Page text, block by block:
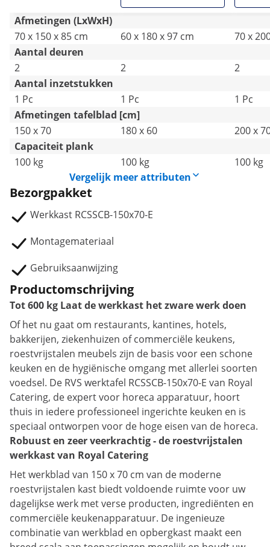
Afmetingen (LxWxH)
70 x 150 x 85 cm
60 x 180 x 97 cm
70 x
Aantal deuren
2
2
2
Aantal inzetstukken
1 Pc
1 Pc
1 Pc
Afmetingen tafelblad [cm]
150 x 70
180 x 60
200 x
Capaciteit plank
100 kg
100 kg
100 kg
Vergelijk meer attributen
Bezorgpakket
Werkkast RCSSCB-150x70-E
Montagemateriaal
Gebruiksaanwijzing
Productomschrijving
Tot 600 kg Laat de werkkast het zware werk doen
Of het nu gaat om restaurants, kantines, hotels,
bakkerijen, ziekenhuizen of commerciële keukens,
roestvrijstalen meubels zijn de basis voor een schone
keuken en de hygiënische omgang met allerlei soorten
voedsel. De RVS werktafel RCSSCB-150x70-E van Royal
Catering, de expert voor horeca apparatuur, hoort
thuis in iedere professioneel ingerichte keuken en is
speciaal ontworpen voor de hoge eisen van de horeca.
Robuust en zeer veerkrachtig - de roestvrijstalen
werkkast van Royal Catering
Het werkblad van 150 x 70 cm van de moderne
roestvrijstalen kast biedt voldoende ruimte voor uw
dagelijkse werk met verse producten, ingrediënten en
commerciële keukenapparatuur. De ingenieuze
combinatie van werkblad en opbergkast maakt een